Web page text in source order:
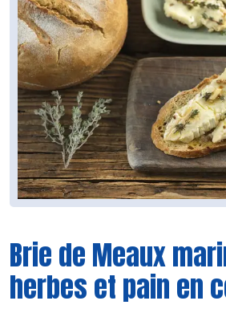
Brie de Meaux
herbes et pain en